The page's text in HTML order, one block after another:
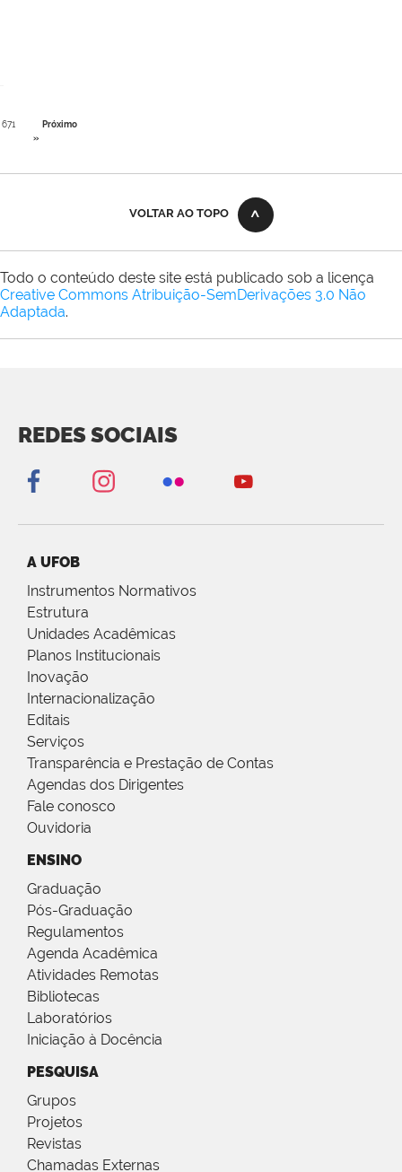
671
Próximo
»
VOLTAR AO TOPO
Todo o conteúdo deste site está publicado sob a licença
Creative Commons Atribuição-SemDerivações 3.0 Não
Adaptada.
REDES SOCIAIS
A UFOB
Instrumentos Normativos
Estrutura
Unidades Acadêmicas
Planos Institucionais
Inovação
Internacionalização
Editais
Serviços
Transparência e Prestação de Contas
Agendas dos Dirigentes
Fale conosco
Ouvidoria
ENSINO
Graduação
Pós-Graduação
Regulamentos
Agenda Acadêmica
Atividades Remotas
Bibliotecas
Laboratórios
Iniciação à Docência
PESQUISA
Grupos
Projetos
Revistas
Chamadas Externas